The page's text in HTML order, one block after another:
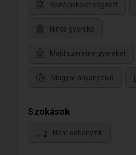
Középiskolát végzett
Nincs gyereke
Majd szeretne gyereket
Magyar anyanyelvű
Szokások
Nem dohányzik